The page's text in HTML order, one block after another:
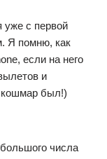
уже с первой
Я помню, как
если на него
и
кошмар был!)
числа